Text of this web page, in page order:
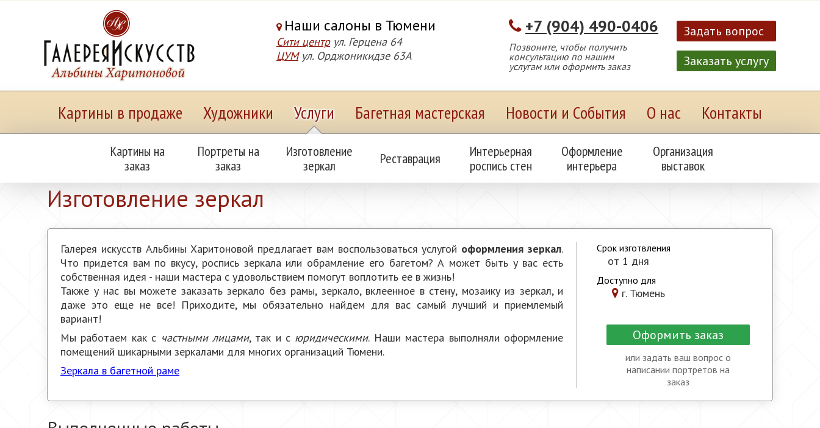
Задать вопрос
Заказать услугу
+7 (904) 490-0406
Позвоните, чтобы получить
консультацию по нашим
услугам или оформить заказ
Наши салоны в Тюмени
Сити центр ул. Герцена 64
ЦУМ ул. Орджоникидзе 63А
Картины в продаже Художники Услуги
Картины на
заказ
Портреты на
заказ
Изготовление
зеркал
Реставрация
Интерьерная
роспись стен
Оформление
интерьера
Организация
выставок
Багетная мастерская Новости и События О нас Контакты
Услуги Изготовление зеркал
Изготовление зеркал
Галерея искусств Альбины Харитоновой предлагает вам воспользоваться услугой оформления зеркал.
Что придется вам по вкусу, роспись зеркала или обрамление его багетом? А может быть у вас есть
собственная идея - наши мастера с удовольствием помогут воплотить ее в жизнь!
Также у нас вы можете заказать зеркало без рамы, зеркало, вклеенное в стену, мозаику из зеркал, и
даже это еще не все! Приходите, мы обязательно найдем для вас самый лучший и приемлемый
вариант!
Мы работаем как с частными лицами, так и с юридическими. Наши мастера выполняли оформление
помещений шикарными зеркалами для многих организаций Тюмени.
Зеркала в багетной раме
Срок изготвления
от 1 дня
Доступно для
г. Тюмень
Оформить заказ
или задать ваш вопрос о
написании портретов на
заказ